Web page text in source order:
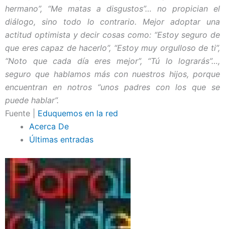
hermano”, “Me matas a disgustos”… no propician el
diálogo, sino todo lo contrario. Mejor adoptar una
actitud optimista y decir cosas como: “Estoy seguro de
que eres capaz de hacerlo”, “Estoy muy orgulloso de ti”,
“Noto que cada día eres mejor”, “Tú lo lograrás”…,
seguro que hablamos más con nuestros hijos, porque
encuentran en notros “unos padres con los que se
puede hablar”.
Fuente | Eduquemos en la red
Acerca De
Últimas entradas